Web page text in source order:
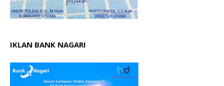
IKLAN BANK NAGARI